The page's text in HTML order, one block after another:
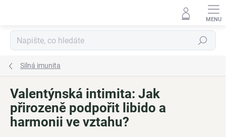
Hledat
Silná imunita
Valentýnská intimita: Jak
přirozeně podpořit libido a
harmonii ve vztahu?